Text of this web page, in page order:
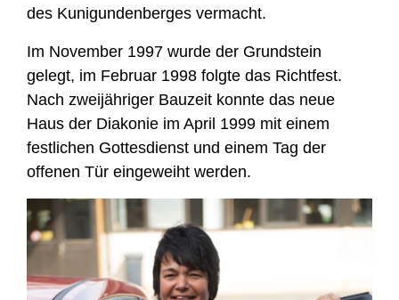
des Kunigundenberges vermacht.
Im November 1997 wurde der Grundstein
gelegt, im Februar 1998 folgte das Richtfest.
Nach zweijähriger Bauzeit konnte das neue
Haus der Diakonie im April 1999 mit einem
festlichen Gottesdienst und einem Tag der
offenen Tür eingeweiht werden.